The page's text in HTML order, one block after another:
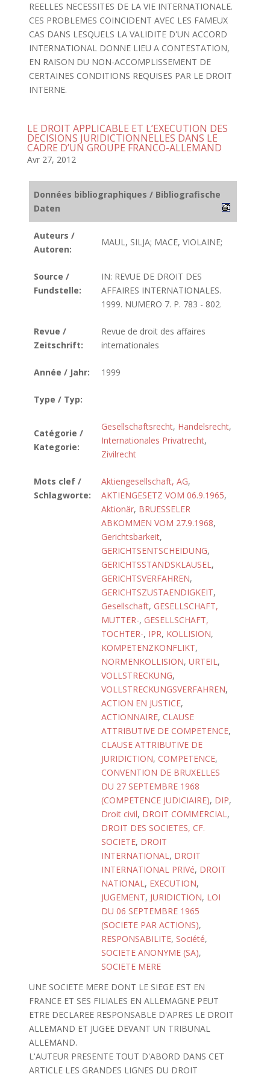
REELLES NECESSITES DE LA VIE INTERNATIONALE.
CES PROBLEMES COINCIDENT AVEC LES FAMEUX
CAS DANS LESQUELS LA VALIDITE D'UN ACCORD
INTERNATIONAL DONNE LIEU A CONTESTATION,
EN RAISON DU NON-ACCOMPLISSEMENT DE
CERTAINES CONDITIONS REQUISES PAR LE DROIT
INTERNE.
LE DROIT APPLICABLE ET L’EXECUTION DES
DECISIONS JURIDICTIONNELLES DANS LE
CADRE D’UN GROUPE FRANCO-ALLEMAND
Avr 27, 2012
Données bibliographiques / Bibliografische
Daten
Auteurs /
Autoren:
MAUL, SILJA; MACE, VIOLAINE;
Source /
Fundstelle:
IN: REVUE DE DROIT DES
AFFAIRES INTERNATIONALES.
1999. NUMERO 7. P. 783 - 802.
Revue /
Zeitschrift:
Revue de droit des affaires
internationales
Année / Jahr: 1999
Type / Typ:
Catégorie /
Kategorie:
Gesellschaftsrecht, Handelsrecht,
Internationales Privatrecht,
Zivilrecht
Mots clef /
Schlagworte:
Aktiengesellschaft, AG,
AKTIENGESETZ VOM 06.9.1965,
Aktionär, BRUESSELER
ABKOMMEN VOM 27.9.1968,
Gerichtsbarkeit,
GERICHTSENTSCHEIDUNG,
GERICHTSSTANDSKLAUSEL,
GERICHTSVERFAHREN,
GERICHTSZUSTAENDIGKEIT,
Gesellschaft, GESELLSCHAFT,
MUTTER-, GESELLSCHAFT,
TOCHTER-, IPR, KOLLISION,
KOMPETENZKONFLIKT,
NORMENKOLLISION, URTEIL,
VOLLSTRECKUNG,
VOLLSTRECKUNGSVERFAHREN,
ACTION EN JUSTICE,
ACTIONNAIRE, CLAUSE
ATTRIBUTIVE DE COMPETENCE,
CLAUSE ATTRIBUTIVE DE
JURIDICTION, COMPETENCE,
CONVENTION DE BRUXELLES
DU 27 SEPTEMBRE 1968
(COMPETENCE JUDICIAIRE), DIP,
Droit civil, DROIT COMMERCIAL,
DROIT DES SOCIETES, CF.
SOCIETE, DROIT
INTERNATIONAL, DROIT
INTERNATIONAL PRIVé, DROIT
NATIONAL, EXECUTION,
JUGEMENT, JURIDICTION, LOI
DU 06 SEPTEMBRE 1965
(SOCIETE PAR ACTIONS),
RESPONSABILITE, Société,
SOCIETE ANONYME (SA),
SOCIETE MERE
UNE SOCIETE MERE DONT LE SIEGE EST EN
FRANCE ET SES FILIALES EN ALLEMAGNE PEUT
ETRE DECLAREE RESPONSABLE D'APRES LE DROIT
ALLEMAND ET JUGEE DEVANT UN TRIBUNAL
ALLEMAND.
L'AUTEUR PRESENTE TOUT D'ABORD DANS CET
ARTICLE LES GRANDES LIGNES DU DROIT